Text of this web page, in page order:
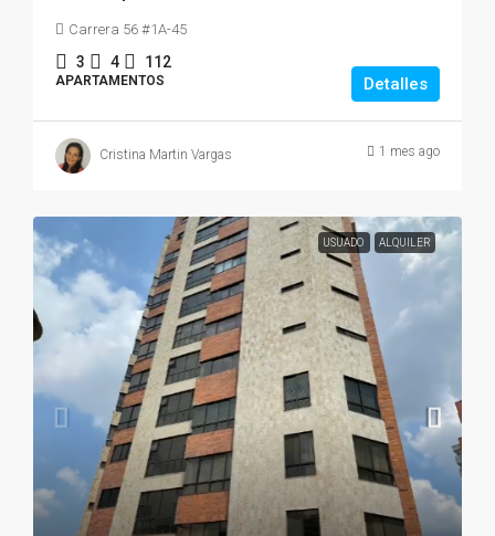
Carrera 56 #1A-45
3 4 112
APARTAMENTOS Detalles
Cristina Martin Vargas 1 mes ago
USUADO ALQUILER